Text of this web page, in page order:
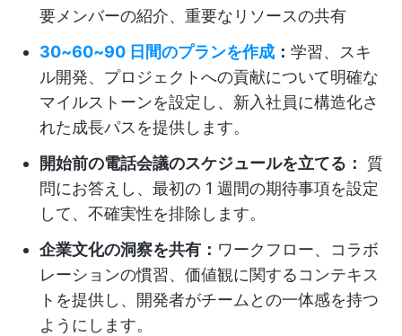
要メンバーの紹介、重要なリソースの共有
30~60~90 日間のプランを作成 ： 学習、スキ
ル開発、プロジェクトへの貢献について明確な
マイルストーンを設定し、新入社員に構造化さ
れた成長パスを提供します。
開始前の電話会議のスケジュールを立てる：
質
問にお答えし、最初の 1 週間の期待事項を設定
して、不確実性を排除します。
企業文化の洞察を共有： ワークフロー、コラボ
レーションの慣習、価値観に関するコンテキス
トを提供し、開発者がチームとの一体感を持つ
ようにします。